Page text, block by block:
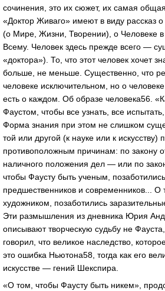
сочинения, это их сюжет, их самая
«Доктор Живаго» имеют в виду рассказ
(о Мире, Жизни, Творении), о Человеке в
Всему. Человек здесь прежде всего —
«доктора»). То, что этот человек хочет
больше, не меньше. Существенно, что
человеке исключительном, но о
есть о каждом. Об образе человека56.
Фаустом, чтобы все узнать, все
Форма знания при этом не слишком
той или другой (к науке или к искусству)
противоположным причинам: по закону
наличного положения дел — или по
чтобы Фаусту быть ученым,
предшественников и современников... О
художником, позаботились
Эти размышления из дневника Юрия
описывают творческую судьбу не
говорил, что великое наследство,
это ошибка Ньютона58, тогда как его
искусстве — гений Шекспира.
«О том, чтобы Фаусту быть никем»,